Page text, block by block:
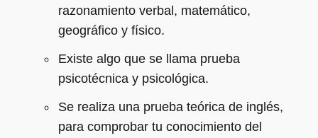
razonamiento verbal, matemático,
geográfico y físico.
Existe algo que se llama prueba
psicotécnica y psicológica.
Se realiza una prueba teórica de inglés,
para comprobar tu conocimiento del